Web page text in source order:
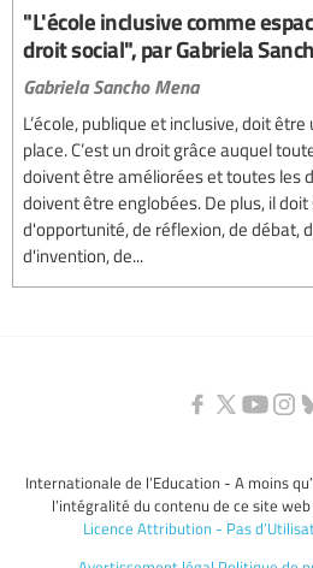
"L'école inclusive comme
droit social", par Gabriela
Gabriela Sancho Mena
L’école, publique et inclusive, doit
place. C’est un droit grâce auquel
doivent être améliorées et toutes les
doivent être englobées. De plus, il
d'opportunité, de réflexion, de débat,
d'invention, de...
Internationale de l’Education - A moins
l’intégralité du contenu de ce site
Licence Attribution - Pas